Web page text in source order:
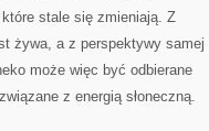
stale się zmieniają. Z
żywa, a z perspektywy samej
może więc być odbierane
z energią słoneczną.